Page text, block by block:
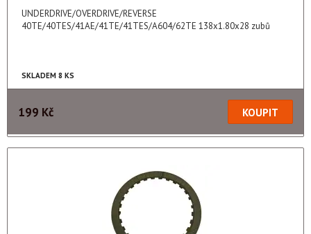
UNDERDRIVE/OVERDRIVE/REVERSE
40TE/40TES/41AE/41TE/41TES/A604/62TE 138x1.80x28 zubů
SKLADEM 8 KS
199 Kč